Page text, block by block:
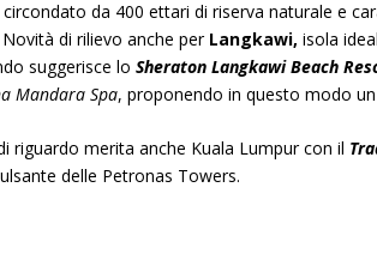
da 400 ettari di riserva naturale e
di rilievo anche per Langkawi, isola
suggerisce loSheraton Langkawi Beach
Mandara Spa, proponendo in questo modo
riguardo merita anche Kuala Lumpur con il
delle Petronas Towers.